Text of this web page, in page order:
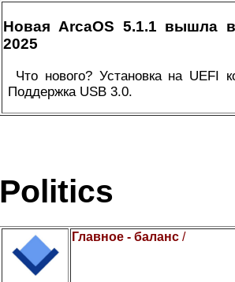
Новая ArcaOS 5.1.1 вышла
2025
Что нового? Установка на UEFI
Поддержка USB 3.0.
Politics
Главное - баланс /